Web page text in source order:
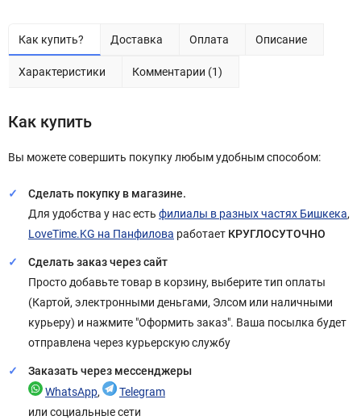
Как купить? Доставка Оплата Описание
Характеристики Комментарии (1)
Как купить
Вы можете совершить покупку любым удобным способом:
Сделать покупку в магазине.
Для удобства у нас есть филиалы в разных частях Бишкека,
LoveTime.KG на Панфилова работает КРУГЛОСУТОЧНО
Сделать заказ через сайт
Просто добавьте товар в корзину, выберите тип оплаты
(Картой, электронными деньгами, Элсом или наличными
курьеру) и нажмите "Оформить заказ". Ваша посылка будет
отправлена через курьерскую службу
Заказать через мессенджеры
WhatsApp,
Telegram
или социальные сети